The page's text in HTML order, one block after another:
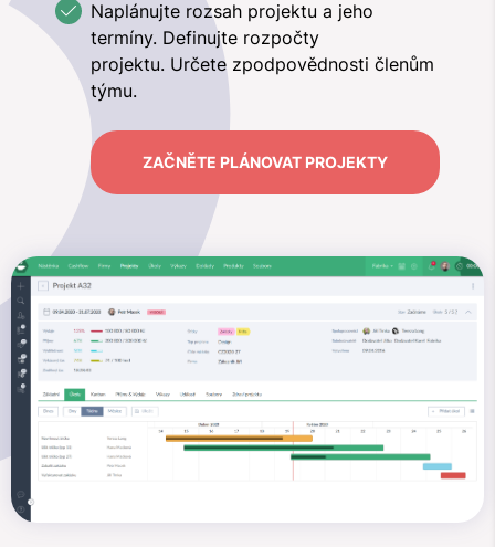
Naplánujte rozsah projektu a jeho
termíny. Definujte rozpočty
projektu. Určete zpodpovědnosti členům
týmu.
ZAČNĚTE PLÁNOVAT PROJEKTY